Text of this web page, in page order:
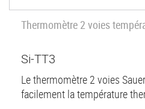
Thermomètre 2 voies
Si-TT3
Le thermomètre 2 voies
facilement la température